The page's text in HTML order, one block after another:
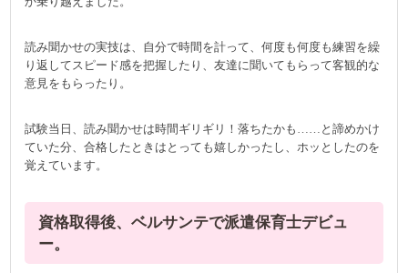
読み聞かせの実技は、自分で時間を計って、何度も何度も練習を繰
り返してスピード感を把握したり、友達に聞いてもらって客観的な
意見をもらったり。
試験当日、読み聞かせは時間ギリギリ！落ちたかも……と諦めかけ
ていた分、合格したときはとっても嬉しかったし、ホッとしたのを
覚えています。
資格取得後、ベルサンテで派遣保育士デビュ
ー。